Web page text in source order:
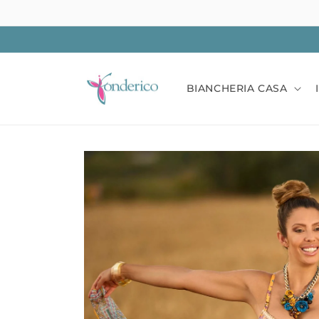
ai contenuti
BIANCHERIA CASA
Passa alle
informazioni
sul prodotto